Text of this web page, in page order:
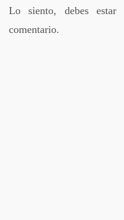
Lo siento, debes estar
comentario.